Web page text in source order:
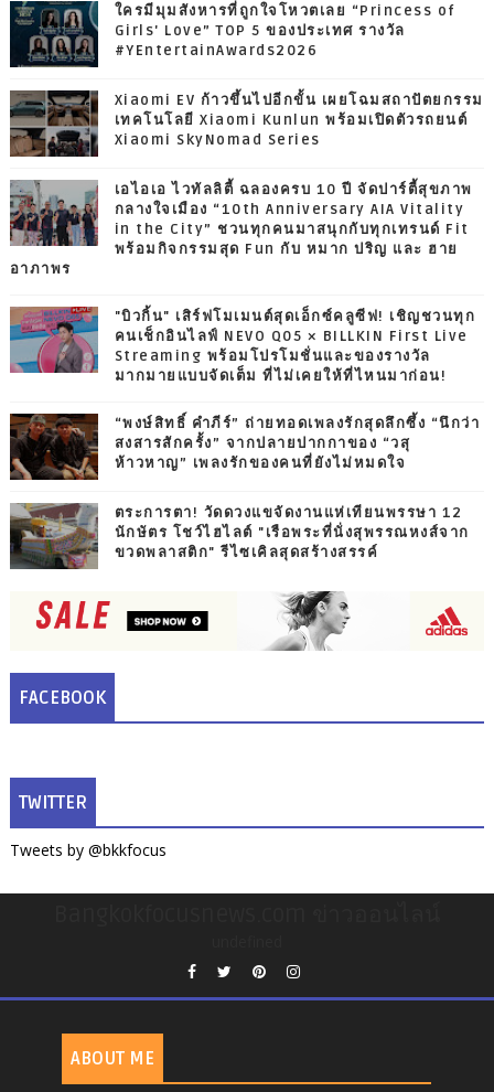
ใครมีมุมสังหารที่ถูกใจโหวตเลย “Princess of
Girls' Love” TOP 5 ของประเทศ รางวัล
#YEntertainAwards2026
Xiaomi EV ก้าวขึ้นไปอีกขั้น เผยโฉมสถาปัตยกรรม
เทคโนโลยี Xiaomi Kunlun พร้อมเปิดตัวรถยนต์
Xiaomi SkyNomad Series
เอไอเอ ไวทัลลิตี้ ฉลองครบ 10 ปี จัดปาร์ตี้สุขภาพ
กลางใจเมือง “10th Anniversary AIA Vitality
in the City” ชวนทุกคนมาสนุกกับทุกเทรนด์ Fit
พร้อมกิจกรรมสุด Fun กับ หมาก ปริญ และ ฮาย
อาภาพร
"บิวกิ้น" เสิร์ฟโมเมนต์สุดเอ็กซ์คลูซีฟ! เชิญชวนทุก
คนเช็กอินไลฟ์ NEVO Q05 × BILLKIN First Live
Streaming พร้อมโปรโมชั่นและของรางวัล
มากมายแบบจัดเต็ม ที่ไม่เคยให้ที่ไหนมาก่อน!
“พงษ์สิทธิ์ คำภีร์” ถ่ายทอดเพลงรักสุดลึกซึ้ง “นึกว่า
สงสารสักครั้ง” จากปลายปากกาของ “วสุ
ห้าวหาญ” เพลงรักของคนที่ยังไม่หมดใจ
ตระการตา! วัดดวงแขจัดงานแห่เทียนพรรษา 12
นักษัตร โชว์ไฮไลต์ "เรือพระที่นั่งสุพรรณหงส์จาก
ขวดพลาสติก" รีไซเคิลสุดสร้างสรรค์
FACEBOOK
TWITTER
Tweets by @bkkfocus
ABOUT ME